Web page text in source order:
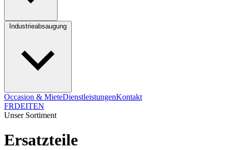
Occasion & MieteDienstleistungenKontakt
FRDEITEN
Unser Sortiment
Ersatzteile